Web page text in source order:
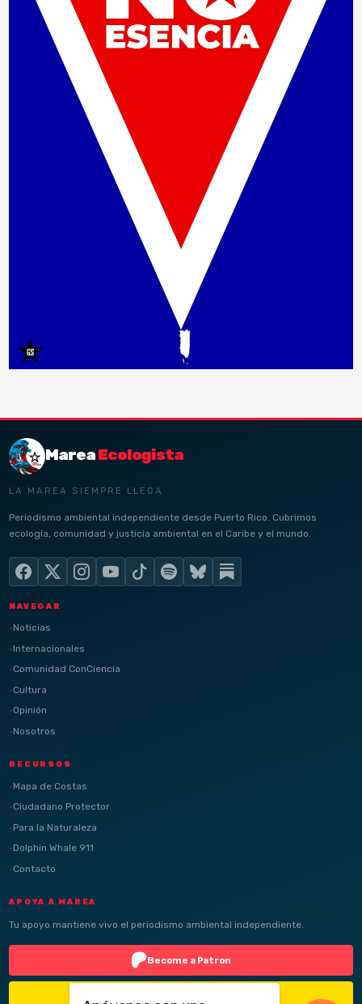
MareaEcologista
LA MAREA SIEMPRE LLEGA
Periodismo ambiental independiente desde Puerto Rico. Cubrimos
ecología, comunidad y justicia ambiental en el Caribe y el mundo.
NAVEGAR
Noticias
Internacionales
Comunidad ConCiencia
Cultura
Opinión
Nosotros
RECURSOS
Mapa de Costas
Ciudadano Protector
Para la Naturaleza
Dolphin Whale 911
Contacto
APOYA A MAREA
Tu apoyo mantiene vivo el periodismo ambiental independiente.
Become a Patron